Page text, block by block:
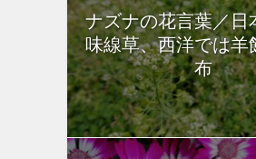
ナズナの花言葉／日
味線草、西洋では羊
布